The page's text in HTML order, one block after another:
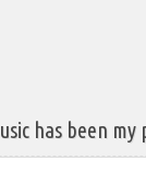
has been my